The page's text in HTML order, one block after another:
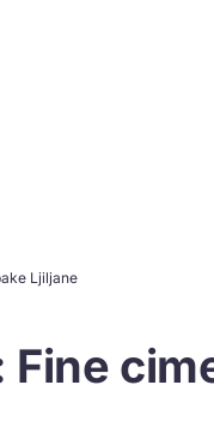
Ljiljane